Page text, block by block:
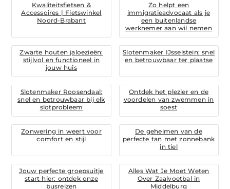
Kwaliteitsfietsen &
Accessoires | Fietswinkel
Noord-Brabant
Zo helpt een
immigratieadvocaat als je
een buitenlandse
werknemer aan wil nemen
Zwarte houten jaloezieën:
stijlvol en functioneel in
jouw huis
Slotenmaker IJsselstein: snel
en betrouwbaar ter plaatse
Slotenmaker Roosendaal:
snel en betrouwbaar bij elk
slotprobleem
Ontdek het plezier en de
voordelen van zwemmen in
soest
Zonwering in weert voor
comfort en stijl
De geheimen van de
perfecte tan met zonnebank
in tiel
Jouw perfecte groepsuitje
start hier: ontdek onze
busreizen
Alles Wat Je Moet Weten
Over Zaalvoetbal in
Middelburg